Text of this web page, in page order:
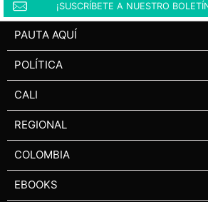
¡SUSCRÍBETE A NUESTRO
PAUTA AQUÍ
POLÍTICA
CALI
REGIONAL
COLOMBIA
EBOOKS